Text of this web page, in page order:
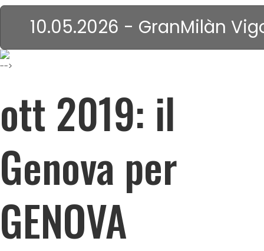
10.05.2026 - GranMilàn
-->
ott 2019: il
Genova per
GENOVA